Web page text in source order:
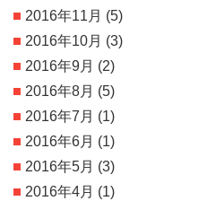
2016年11月 (5)
2016年10月 (3)
2016年9月 (2)
2016年8月 (5)
2016年7月 (1)
2016年6月 (1)
2016年5月 (3)
2016年4月 (1)